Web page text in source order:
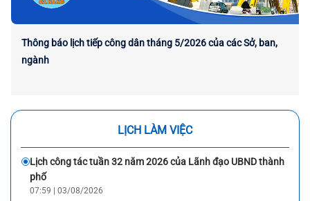
Thông báo lịch tiếp công dân tháng 5/2026 của các Sở, ban,
ngành
LỊCH LÀM VIỆC
Lịch công tác tuần 32 năm 2026 của Lãnh đạo UBND thành
phố
07:59 | 03/08/2026